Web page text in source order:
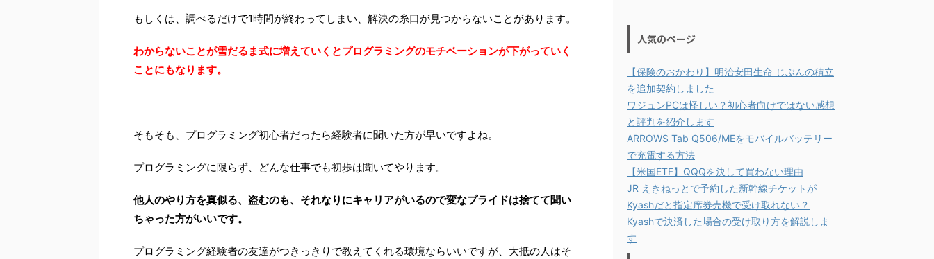
もしくは、調べるだけで1時間が終わってしまい、解決の糸口が見つからないことがあります。
わからないことが雪だるま式に増えていくとプログラミングのモチベーションが下がっていく
ことにもなります。
そもそも、プログラミング初心者だったら経験者に聞いた方が早いですよね。
プログラミングに限らず、どんな仕事でも初歩は聞いてやります。
他人のやり方を真似る、盗むのも、それなりにキャリアがいるので変なプライドは捨てて聞い
ちゃった方がいいです。
プログラミング経験者の友達がつきっきりで教えてくれる環境ならいいですが、大抵の人はそ
人気のページ
【保険のおかわり】明治安田生命 じぶんの積立
を追加契約しました
ワジュンPCは怪しい？初心者向けではない感想
と評判を紹介します
ARROWS Tab Q506/MEをモバイルバッテリー
で充電する方法
【米国ETF】QQQを決して買わない理由
JR えきねっとで予約した新幹線チケットが
Kyashだと指定席券売機で受け取れない？
Kyashで決済した場合の受け取り方を解説しま
す